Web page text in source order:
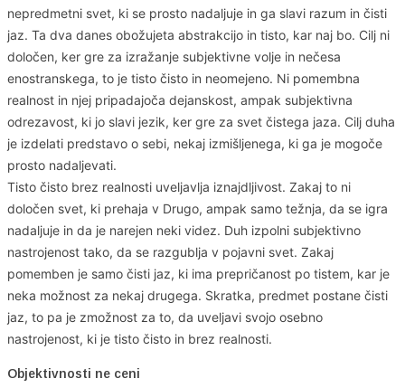
nepredmetni svet, ki se prosto nadaljuje in ga slavi razum in čisti
jaz. Ta dva danes obožujeta abstrakcijo in tisto, kar naj bo. Cilj ni
določen, ker gre za izražanje subjektivne volje in nečesa
enostranskega, to je tisto čisto in neomejeno. Ni pomembna
realnost in njej pripadajoča dejanskost, ampak subjektivna
odrezavost, ki jo slavi jezik, ker gre za svet čistega jaza. Cilj duha
je izdelati predstavo o sebi, nekaj izmišljenega, ki ga je mogoče
prosto nadaljevati.
Tisto čisto brez realnosti uveljavlja iznajdljivost. Zakaj to ni
določen svet, ki prehaja v Drugo, ampak samo težnja, da se igra
nadaljuje in da je narejen neki videz. Duh izpolni subjektivno
nastrojenost tako, da se razgublja v pojavni svet. Zakaj
pomemben je samo čisti jaz, ki ima prepričanost po tistem, kar je
neka možnost za nekaj drugega. Skratka, predmet postane čisti
jaz, to pa je zmožnost za to, da uveljavi svojo osebno
nastrojenost, ki je tisto čisto in brez realnosti.
Objektivnosti ne ceni